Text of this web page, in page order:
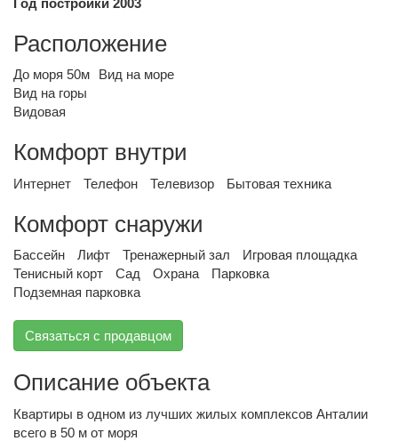
Расположение
До моря 50м
Вид на море
Вид на горы
Видовая
Комфорт внутри
Интернет Телефон Телевизор Бытовая техника
Комфорт снаружи
Бассейн Лифт Тренажерный зал
Игровая площадка
Тенисный корт
Сад Охрана
Парковка
Подземная парковка
Связаться с продавцом
Описание объекта
Квартиры в одном из лучших жилых комплексов Анталии
всего в 50 м от моря